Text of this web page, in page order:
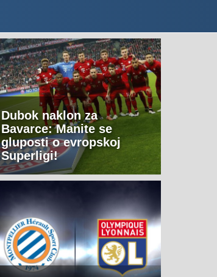
Dubok naklon za
Bavarce: Manite se
gluposti o evropskoj
Superligi!